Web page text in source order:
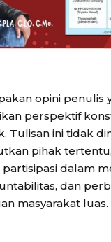
opini penulis
perspektif
Tulisan ini tidak
pihak
dalam
dan
masyarakat luas.